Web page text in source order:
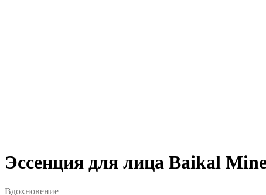
Эссенция для лица Baikal
Вдохновение